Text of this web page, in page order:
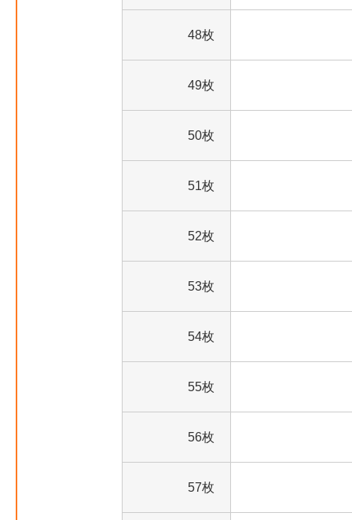
48枚
49枚
50枚
51枚
52枚
53枚
54枚
55枚
56枚
57枚